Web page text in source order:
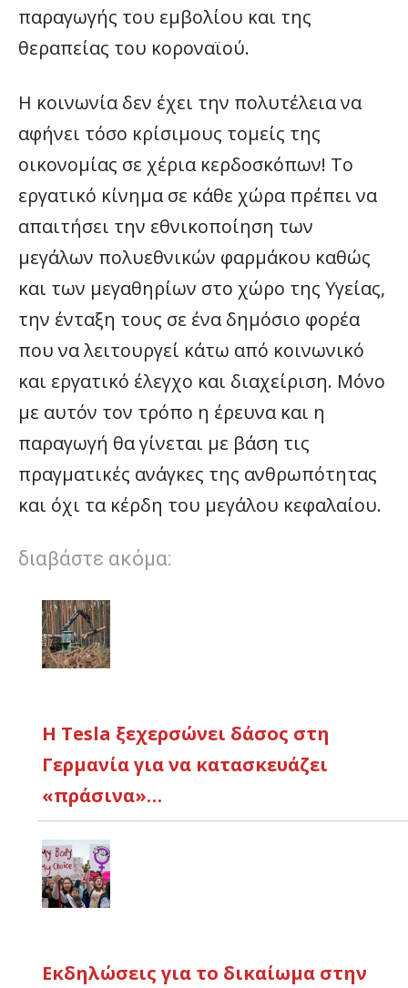
παραγωγής του εμβολίου και της
θεραπείας του κοροναϊού.
Η κοινωνία δεν έχει την πολυτέλεια να
αφήνει τόσο κρίσιμους τομείς της
οικονομίας σε χέρια κερδοσκόπων! Το
εργατικό κίνημα σε κάθε χώρα πρέπει να
απαιτήσει την εθνικοποίηση των
μεγάλων πολυεθνικών φαρμάκου καθώς
και των μεγαθηρίων στο χώρο της Υγείας,
την ένταξη τους σε ένα δημόσιο φορέα
που να λειτουργεί κάτω από κοινωνικό
και εργατικό έλεγχο και διαχείριση. Μόνο
με αυτόν τον τρόπο η έρευνα και η
παραγωγή θα γίνεται με βάση τις
πραγματικές ανάγκες της ανθρωπότητας
και όχι τα κέρδη του μεγάλου κεφαλαίου.
διαβάστε ακόμα:
Η Tesla ξεχερσώνει δάσος στη
Γερμανία για να κατασκευάζει
«πράσινα»…
Εκδηλώσεις για το δικαίωμα στην